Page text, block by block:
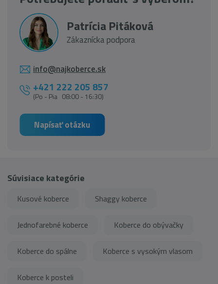
Patrícia Pitáková
Zákaznícka podpora
info@najkoberce.sk
+421 222 205 857
(Po - Pia 08:00 - 16:30)
Napísať otázku
Súvisiace kategórie
Kusové koberce Shaggy koberce
Jednofarebné koberce Koberce do obývačky
Koberce do spálne Koberce s vysokým vlasom
Koberce k posteli